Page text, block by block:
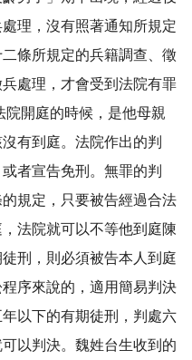
理，沒有照著通知所規定
條所規定的兵籍調查、徵
處理，才會受到法院有罪
開庭的時候，是他母親
有到庭。法院作出的判
者宣告免刑。無罪的判
規定，只要被告經過合法
法院就可以不等他到庭陳
刑，則必須被告本人到庭
序來說的，適用簡易判決
以下的有期徒刑，判處六
以判決。魏姓台生收到的